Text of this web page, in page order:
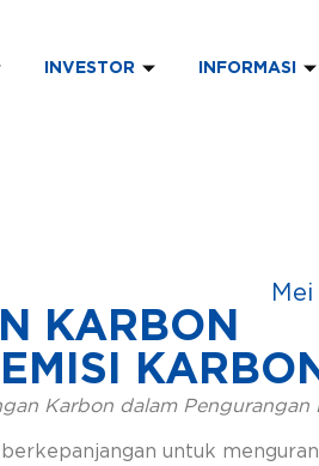
INVESTOR INFORMASI
KARBON
KARBON
Karbon dalam Pengurangan
untuk